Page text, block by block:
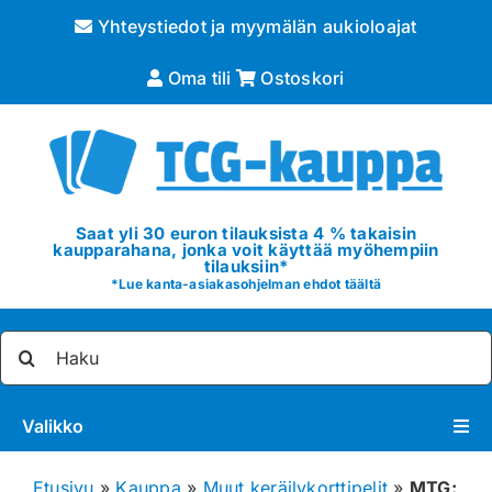
Yhteystiedot ja myymälän aukioloajat
Oma tili Ostoskori
Saat yli 30 euron tilauksista 4 % takaisin
kaupparahana, jonka voit käyttää myöhempiin
tilauksiin*
*Lue kanta-asiakasohjelman ehdot täältä
Valikko
Pokémon